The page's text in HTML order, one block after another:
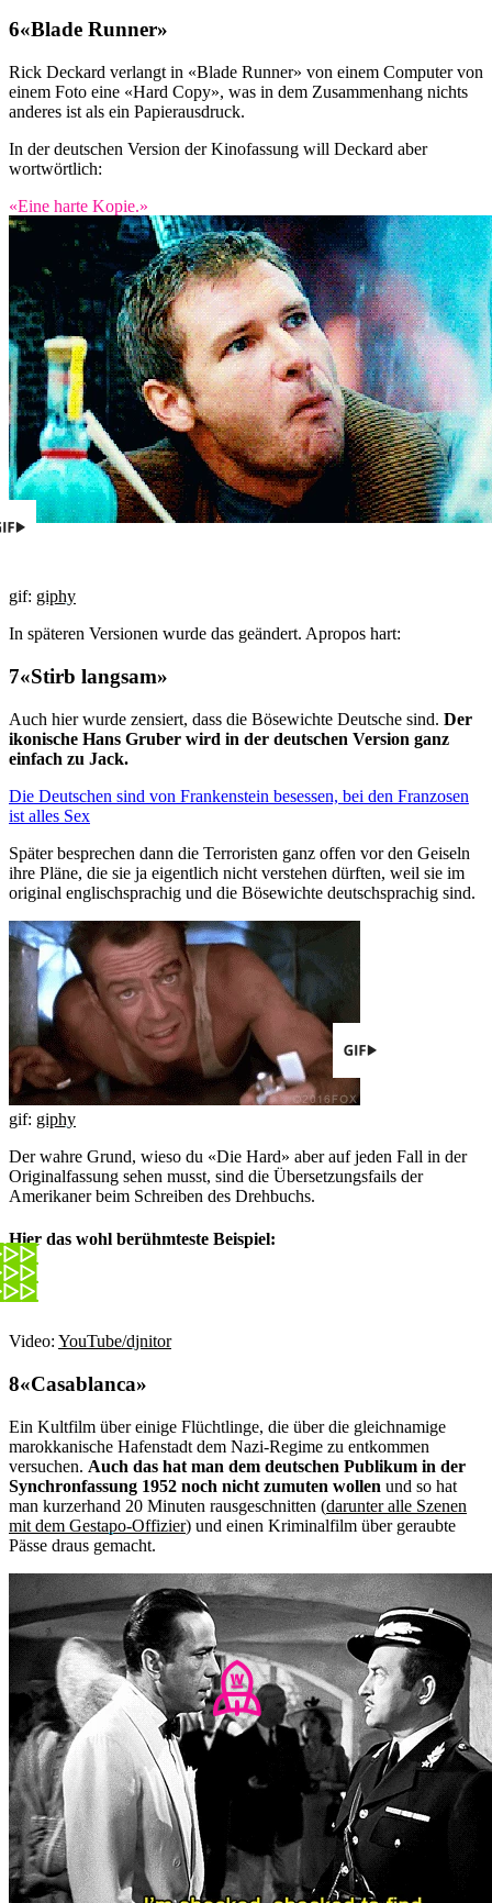
«Blade Runner»
Rick Deckard verlangt in «Blade Runner» von einem Computer von
einem Foto eine «Hard Copy», was in dem Zusammenhang nichts
anderes ist als ein Papierausdruck.
In der deutschen Version der Kinofassung will Deckard aber
wortwörtlich:
«Eine harte Kopie.»
gif: giphy
In späteren Versionen wurde das geändert. Apropos hart:
«Stirb langsam»
Auch hier wurde zensiert, dass die Bösewichte Deutsche sind. Der
ikonische Hans Gruber wird in der deutschen Version ganz
einfach zu Jack.
Die Deutschen sind von Frankenstein besessen, bei den Franzosen
ist alles Sex
Später besprechen dann die Terroristen ganz offen vor den Geiseln
ihre Pläne, die sie ja eigentlich nicht verstehen dürften, weil sie im
original englischsprachig und die Bösewichte deutschsprachig sind.
gif: giphy
Der wahre Grund, wieso du «Die Hard» aber auf jeden Fall in der
Originalfassung sehen musst, sind die Übersetzungsfails der
Amerikaner beim Schreiben des Drehbuchs.
Hier das wohl berühmteste Beispiel:
Video: YouTube/djnitor
«Casablanca»
Ein Kultfilm über einige Flüchtlinge, die über die gleichnamige
marokkanische Hafenstadt dem Nazi-Regime zu entkommen
versuchen. Auch das hat man dem deutschen Publikum in der
Synchronfassung 1952 noch nicht zumuten wollen und so hat
man kurzerhand 20 Minuten rausgeschnitten (darunter alle Szenen
mit dem Gestapo-Offizier) und einen Kriminalfilm über geraubte
Pässe draus gemacht.